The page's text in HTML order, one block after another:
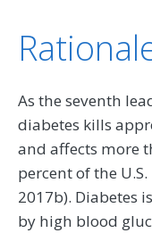
As the seventh
diabetes kills
and affects more
percent of the
2017b). Diabetes
by high blood